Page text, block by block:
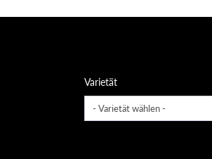
Varietät